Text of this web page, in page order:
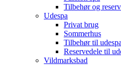
Tilbehør og
Udespa
Privat brug
Sommerhus
Tilbehør til udespa
Reservedele til
Vildmarksbad